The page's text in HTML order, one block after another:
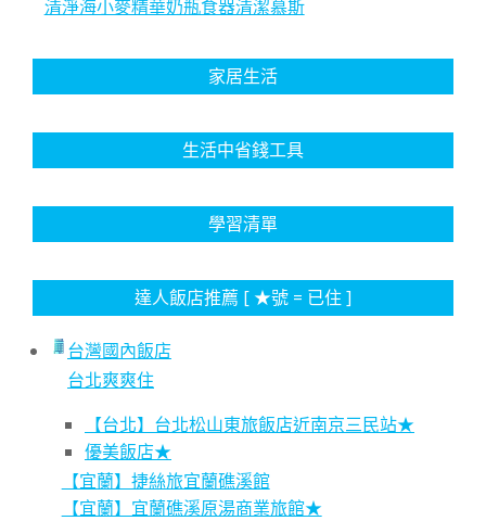
清淨海小麥精華奶瓶食器清潔慕斯
家居生活
生活中省錢工具
學習清單
達人飯店推薦 [ ★號 = 已住 ]
台灣國內飯店
台北爽爽住
【台北】台北松山東旅飯店近南京三民站★
優美飯店★
【宜蘭】捷絲旅宜蘭礁溪館
【宜蘭】宜蘭礁溪原湯商業旅館★